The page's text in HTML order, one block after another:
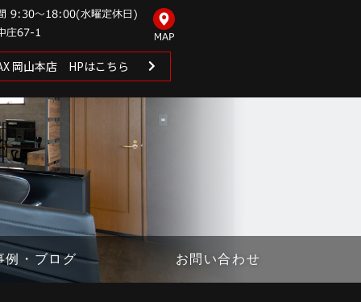
岡山本店 HPはこちら
例・ブログ お問い合わせ